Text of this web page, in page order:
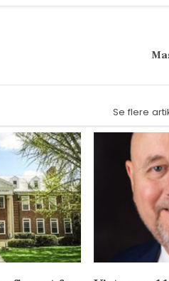
Se flere